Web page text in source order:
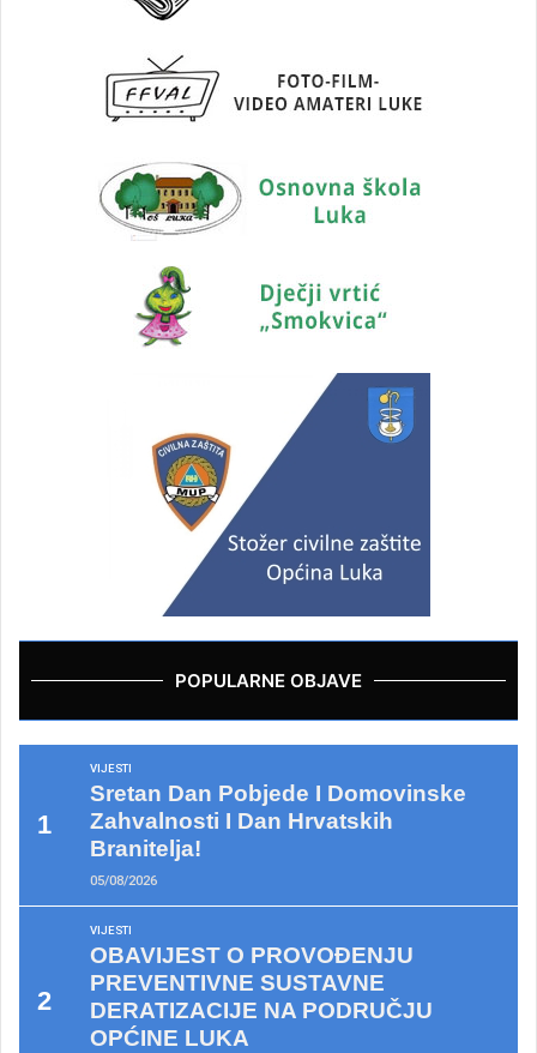
POPULARNE OBJAVE
VIJESTI
Sretan Dan Pobjede I Domovinske
Zahvalnosti I Dan Hrvatskih
Branitelja!
05/08/2026
VIJESTI
OBAVIJEST O PROVOĐENJU
PREVENTIVNE SUSTAVNE
DERATIZACIJE NA PODRUČJU
OPĆINE LUKA